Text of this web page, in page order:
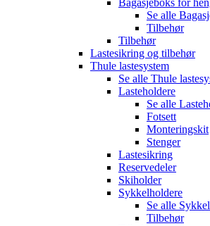
Se alle
Tilbehør
Tilbehør
Lastesikring og tilbehør
Thule lastesystem
Se alle Thule
Lasteholdere
Se alle
Fotsett
Monteringskit
Stenger
Lastesikring
Reservedeler
Skiholder
Sykkelholdere
Se alle
Tilbehør